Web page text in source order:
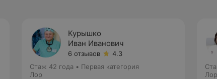
Курышко
Иван Иванович
6 отзывов
4.3
Стаж 42 года • Первая категория
Лор
Лор